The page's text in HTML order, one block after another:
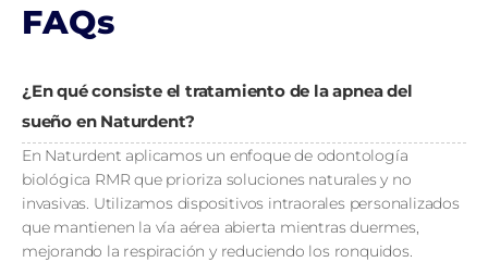
FAQs
¿En qué consiste el tratamiento de la apnea del
sueño en Naturdent?
En Naturdent aplicamos un enfoque de odontología
biológica RMR que prioriza soluciones naturales y no
invasivas. Utilizamos dispositivos intraorales personalizados
que mantienen la vía aérea abierta mientras duermes,
mejorando la respiración y reduciendo los ronquidos.